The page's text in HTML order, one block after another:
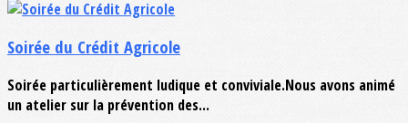
Soirée du Crédit Agricole
Soirée particulièrement ludique et conviviale.Nous avons animé
un atelier sur la prévention des...